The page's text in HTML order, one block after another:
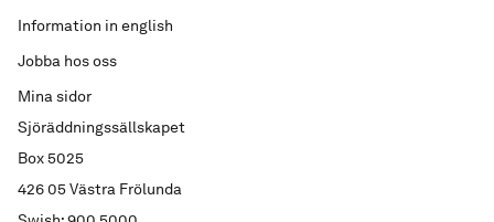
Sjöräddningssällskapet
Box 5025
426 05 Västra Frölunda
Information in english
Jobba hos oss
Mina sidor